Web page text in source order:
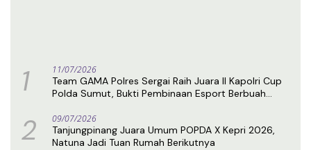
1 11/07/2026
Team GAMA Polres Sergai Raih Juara II Kapolri Cup
Polda Sumut, Bukti Pembinaan Esport Berbuah
2 09/07/2026
Tanjungpinang Juara Umum POPDA X Kepri 2026,
Natuna Jadi Tuan Rumah Berikutnya